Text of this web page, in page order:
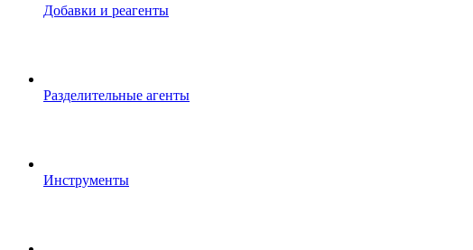
Добавки и реагенты
Разделительные агенты
Инструменты